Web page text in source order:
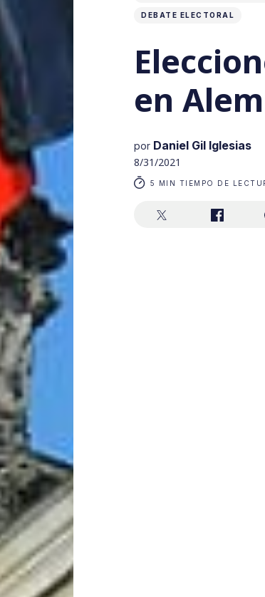
DEBATE ELECTORAL
en
por Daniel Gil Iglesias
8/31/2021
5 MIN TIEMPO DE